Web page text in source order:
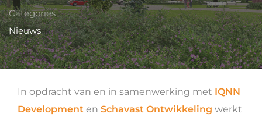
Categories
Nieuws
In opdracht van en in samenwerking met IQNN
Development en Schavast Ontwikkeling werkt